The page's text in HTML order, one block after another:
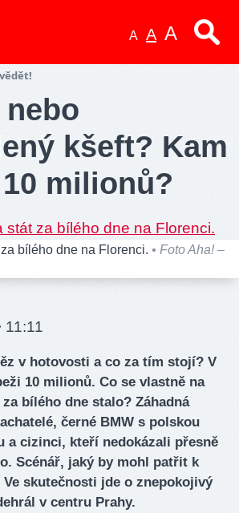
A A A
kšeft? Kam
milionů?
bílého dne na Florenci. • Foto Aha! –
11:11
v hotovosti a co za tím stojí? V
10 milionů. Co se vlastně na
bílého dne stalo? Záhadná
černé BMW s polskou
a cizinci, kteří nedokázali přesně
Scénář, jaký by mohl patřit k
skutečnosti jde o znepokojivý
v centru Prahy.